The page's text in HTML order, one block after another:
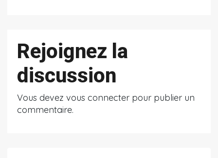
Rejoignez la
discussion
Vous devez vous connecter pour publier un
commentaire.